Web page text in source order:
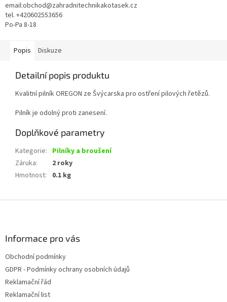
email:obchod@zahradnitechnikakotasek.cz
tel. +420602553656
Po-Pa 8-18
Popis Diskuze
Detailní popis produktu
Kvalitní pilník OREGON ze Švýcarska pro ostření pilových řetězů.
Pilník je odolný proti zanesení.
Doplňkové parametry
Kategorie: Pilníky a broušení
Záruka:
2 roky
Hmotnost: 0.1 kg
Informace pro vás
Obchodní podmínky
GDPR - Podmínky ochrany osobních údajů
Reklamační řád
Reklamační list